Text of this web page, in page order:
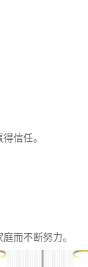
信任。
而不断努力。